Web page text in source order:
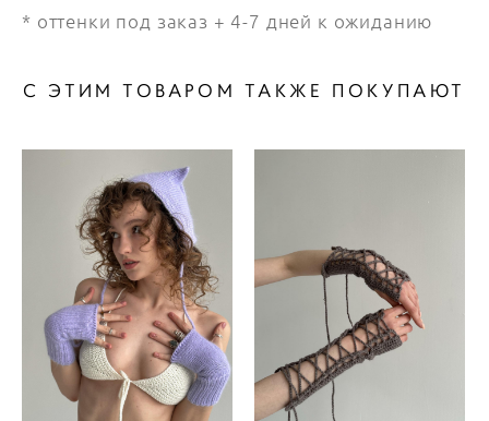
* оттенки под заказ + 4-7 дней к ожиданию
С ЭТИМ ТОВАРОМ ТАКЖЕ ПОКУПАЮТ